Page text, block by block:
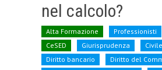
nel calcolo?
Alta Formazione Professionisti
CeSED
Giurisprudenza Civile
Diritto bancario
Diritto del